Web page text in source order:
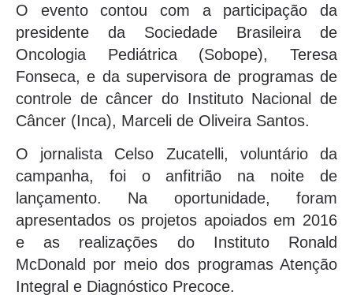
O evento contou com a participação da
presidente da Sociedade Brasileira de
Oncologia Pediátrica (Sobope), Teresa
Fonseca, e da supervisora de programas de
controle de câncer do Instituto Nacional de
Câncer (Inca), Marceli de Oliveira Santos.
O jornalista Celso Zucatelli, voluntário da
campanha, foi o anfitrião na noite de
lançamento. Na oportunidade, foram
apresentados os projetos apoiados em 2016
e as realizações do Instituto Ronald
McDonald por meio dos programas Atenção
Integral e Diagnóstico Precoce.